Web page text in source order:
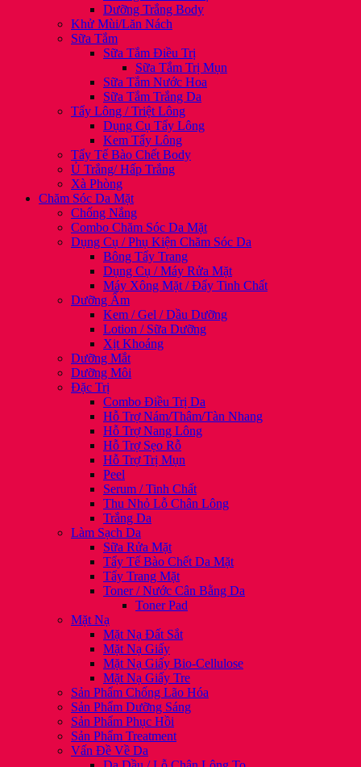
Dưỡng Trắng Body
Khử Mùi/Lăn Nách
Sữa Tắm
Sữa Tắm Điều Trị
Sữa Tắm Trị Mụn
Sữa Tắm Nước Hoa
Sữa Tắm Trắng Da
Tẩy Lông / Triệt Lông
Dụng Cụ Tẩy Lông
Kem Tẩy Lông
Tẩy Tế Bào Chết Body
Ủ Trắng/ Hấp Trắng
Xà Phòng
Chăm Sóc Da Mặt
Chống Nắng
Combo Chăm Sóc Da Mặt
Dụng Cụ / Phụ Kiện Chăm Sóc Da
Bông Tẩy Trang
Dụng Cụ / Máy Rửa Mặt
Máy Xông Mặt / Đẩy Tinh Chất
Dưỡng Ẩm
Kem / Gel / Dầu Dưỡng
Lotion / Sữa Dưỡng
Xịt Khoáng
Dưỡng Mắt
Dưỡng Môi
Đặc Trị
Combo Điều Trị Da
Hỗ Trợ Nám/Thâm/Tàn Nhang
Hỗ Trợ Nang Lông
Hỗ Trợ Sẹo Rỗ
Hỗ Trợ Trị Mụn
Peel
Serum / Tinh Chất
Thu Nhỏ Lỗ Chân Lông
Trắng Da
Làm Sạch Da
Sữa Rửa Mặt
Tẩy Tế Bào Chết Da Mặt
Tẩy Trang Mặt
Toner / Nước Cân Bằng Da
Toner Pad
Mặt Nạ
Mặt Nạ Đất Sắt
Mặt Nạ Giấy
Mặt Nạ Giấy Bio-Cellulose
Mặt Nạ Giấy Tre
Sản Phẩm Chống Lão Hóa
Sản Phẩm Dưỡng Sáng
Sản Phẩm Phục Hồi
Sản Phẩm Treatment
Vấn Đề Về Da